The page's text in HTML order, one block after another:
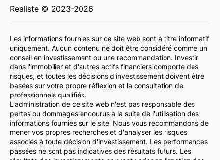
Realiste © 2023-2026
Les informations fournies sur ce site web sont à titre informatif
uniquement. Aucun contenu ne doit être considéré comme un
conseil en investissement ou une recommandation. Investir
dans l'immobilier et d'autres actifs financiers comporte des
risques, et toutes les décisions d'investissement doivent être
basées sur votre propre réflexion et la consultation de
professionnels qualifiés.
L'administration de ce site web n'est pas responsable des
pertes ou dommages encourus à la suite de l'utilisation des
informations fournies sur le site. Nous vous recommandons de
mener vos propres recherches et d'analyser les risques
associés à toute décision d'investissement. Les performances
passées ne sont pas indicatives des résultats futurs. Les